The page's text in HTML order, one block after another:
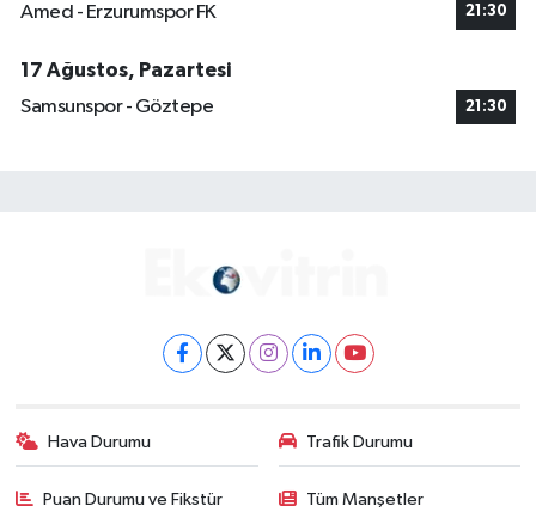
Amed - Erzurumspor FK 21:30
17 Ağustos, Pazartesi
Samsunspor - Göztepe
21:30
Hava Durumu Trafik Durumu
Puan Durumu ve Fikstür Tüm Manşetler